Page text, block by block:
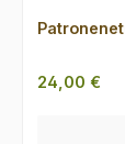
Regulärer
24,00 €